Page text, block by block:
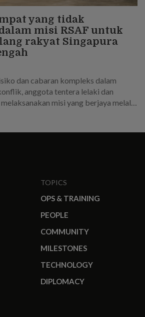
yang tidak
misi RSAF untuk
rakyat Singapura
dan cabaran kompleks dalam
anggota tentera lelaki dan
misi yang berjaya melalui
TOPICS
OPS & TRAINING
PEOPLE
COMMUNITY
MILESTONES
TECHNOLOGY
DIPLOMACY